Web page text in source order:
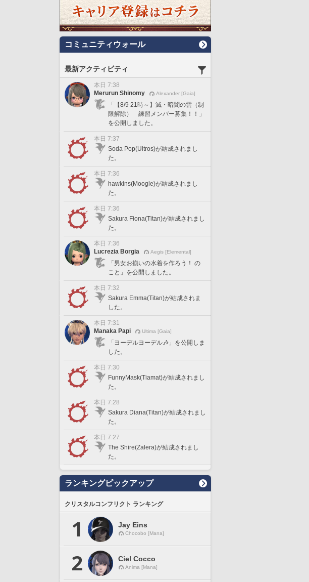
コミュニティウォール
最新アクティビティ
本日 7:38
Merurun Shinomy
Alexander [Gaia]
「【8/9 21時～】滅・暗闇の雲（制
限解除） 練習メンバー募集！！」
を公開しました。
本日 7:37
Soda Pop(Ultros)が結成されまし
た。
本日 7:36
hawkins(Moogle)が結成されまし
た。
本日 7:36
Sakura Fiona(Titan)が結成されまし
た。
本日 7:36
Lucrezia Borgia
Aegis [Elemental]
「男女お揃いの水着を作ろう！ の
こと」を公開しました。
本日 7:32
Sakura Emma(Titan)が結成されま
した。
本日 7:31
Manaka Papi
Ultima [Gaia]
「ヨーデルヨーデル🎶」を公開しま
した。
本日 7:30
FunnyMask(Tiamat)が結成されまし
た。
本日 7:28
Sakura Diana(Titan)が結成されまし
た。
本日 7:27
The Shire(Zalera)が結成されまし
た。
ランキングピックアップ
クリスタルコンフリクト ランキング
1 Jay Eins
Chocobo [Mana]
2 Ciel Cocco
Anima [Mana]